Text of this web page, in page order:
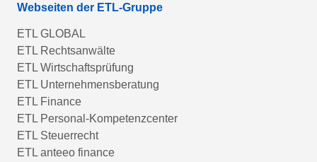
Webseiten der ETL-Gruppe
ETL GLOBAL
ETL Rechtsanwälte
ETL Wirtschaftsprüfung
ETL Unternehmensberatung
ETL Finance
ETL Personal-Kompetenzcenter
ETL Steuerrecht
ETL anteeo finance